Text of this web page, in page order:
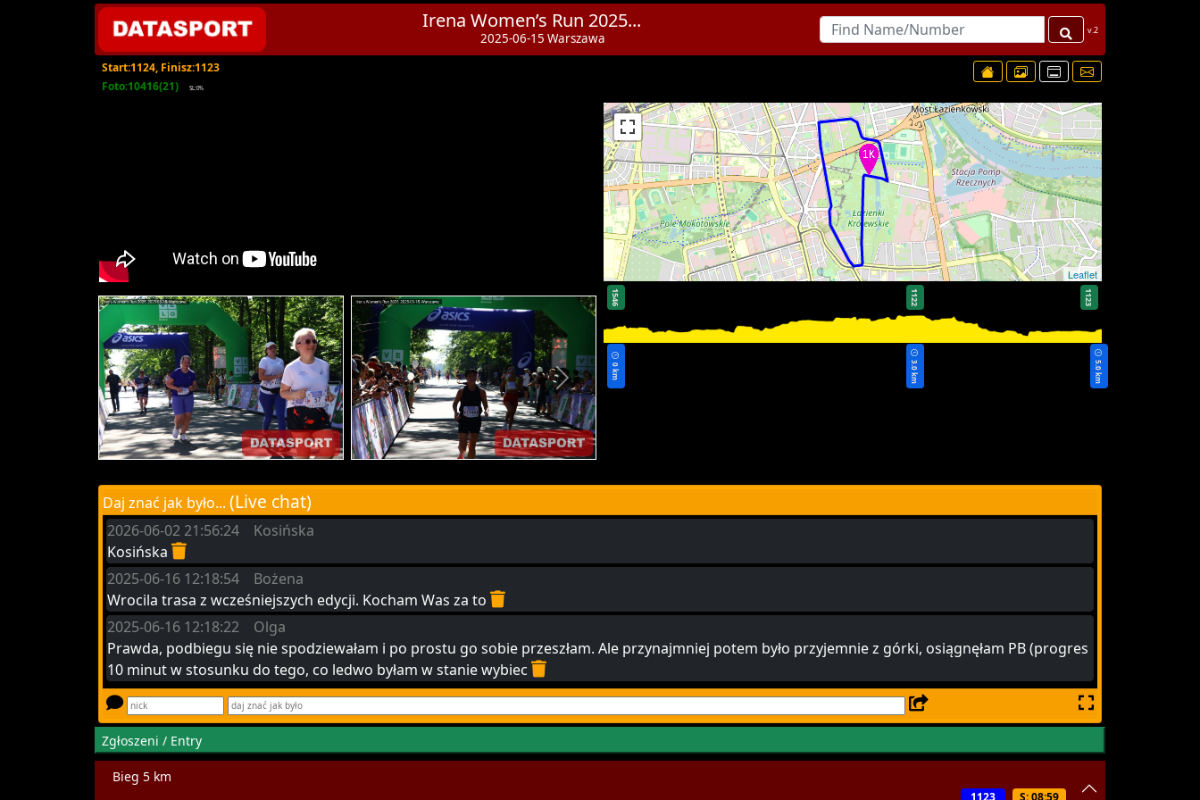
Irena Women’s Run 2025...
2025-06-15 Warszawa
v.2
Start:1124, Finisz:1123
Foto:10416(21)
SL:0%
Leaflet
0 km
1546 1122
3.0 km
1123
5.0 km
Daj znać jak było... (Live chat)
2026-06-02 21:56:24 Kosińska
Kosińska
2025-06-16 12:18:54 Bożena
Wrocila trasa z wcześniejszych edycji. Kocham Was za to
2025-06-16 12:18:22 Olga
Prawda, podbiegu się nie spodziewałam i po prostu go sobie przeszłam. Ale przynajmniej potem było przyjemnie z górki, osiągnęłam PB (progres
10 minut w stosunku do tego, co ledwo byłam w stanie wybiec
Zgłoszeni / Entry
Bieg 5 km
S: 08:59
1123